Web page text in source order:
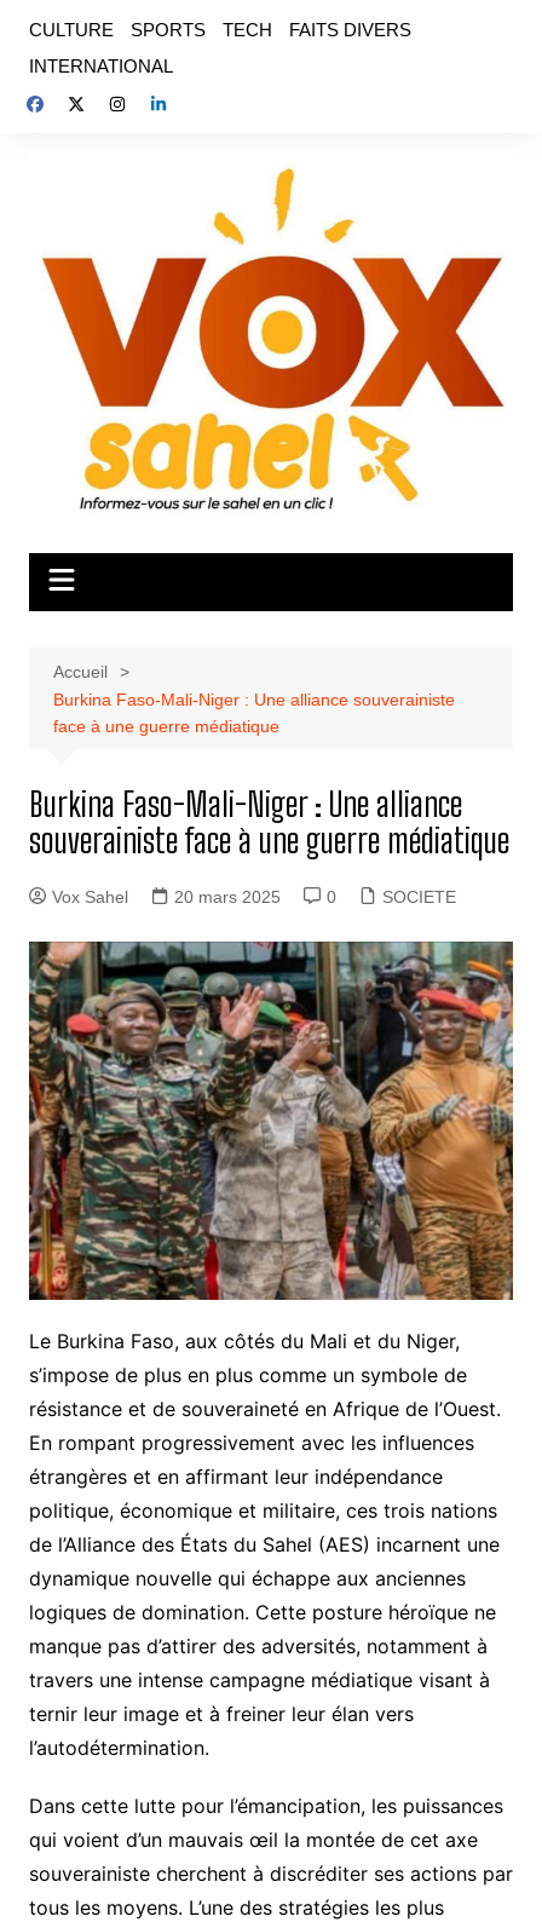
contenu
CULTURE SPORTS TECH
FAITS DIVERS
INTERNATIONAL
Accueil
Burkina Faso-Mali-Niger : Une alliance souverainiste
face à une guerre médiatique
Burkina Faso-Mali-Niger : Une alliance
souverainiste face à une guerre médiatique
Vox Sahel 20 mars 2025 0 SOCIETE
Le Burkina Faso, aux côtés du Mali et du Niger,
s’impose de plus en plus comme un symbole de
résistance et de souveraineté en Afrique de l’Ouest.
En rompant progressivement avec les influences
étrangères et en affirmant leur indépendance
politique, économique et militaire, ces trois nations
de l’Alliance des États du Sahel (AES) incarnent une
dynamique nouvelle qui échappe aux anciennes
logiques de domination. Cette posture héroïque ne
manque pas d’attirer des adversités, notamment à
travers une intense campagne médiatique visant à
ternir leur image et à freiner leur élan vers
l’autodétermination.
Dans cette lutte pour l’émancipation, les puissances
qui voient d’un mauvais œil la montée de cet axe
souverainiste cherchent à discréditer ses actions par
tous les moyens. L’une des stratégies les plus